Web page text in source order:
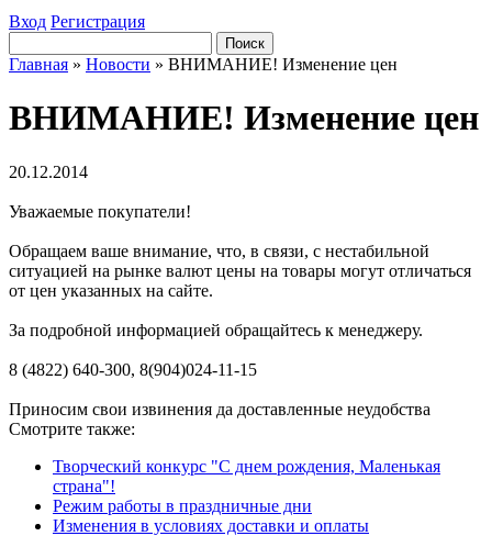
Вход Регистрация
Главная » Новости » ВНИМАНИЕ! Изменение цен
ВНИМАНИЕ! Изменение цен
20.12.2014
Уважаемые покупатели!
Обращаем ваше внимание, что, в связи, с нестабильной
ситуацией на рынке валют цены на товары могут отличаться
от цен указанных на сайте.
За подробной информацией обращайтесь к менеджеру.
8 (4822) 640-300, 8(904)024-11-15
Приносим свои извинения да доставленные неудобства
Смотрите также:
Творческий конкурс "С днем рождения, Маленькая
страна"!
Режим работы в праздничные дни
Изменения в условиях доставки и оплаты